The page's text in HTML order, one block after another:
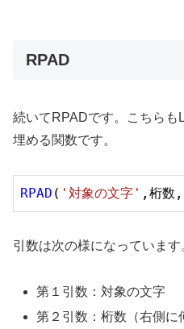
RPAD
続いてRPADです。こちらも
埋める関数です。
RPAD ( '対象の文字' ,桁数,
引数は次の様になっています
第１引数：対象の文字
第２引数：桁数（右側に